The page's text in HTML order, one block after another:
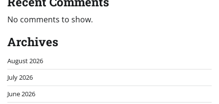
No comments to show.
Archives
August 2026
July 2026
June 2026